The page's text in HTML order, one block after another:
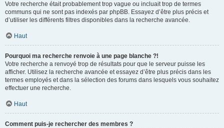
Votre recherche était probablement trop vague ou incluait trop de termes
communs qui ne sont pas indexés par phpBB. Essayez d’être plus précis et
d’utiliser les différents filtres disponibles dans la recherche avancée.
Haut
Pourquoi ma recherche renvoie à une page blanche ?!
Votre recherche a renvoyé trop de résultats pour que le serveur puisse les
afficher. Utilisez la recherche avancée et essayez d’être plus précis dans les
termes employés et dans la sélection des forums dans lesquels vous souhaitez
effectuer une recherche.
Haut
Comment puis-je rechercher des membres ?